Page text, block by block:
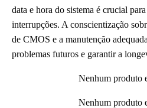
data e hora do sistema é crucial
interrupções. A conscientização
de CMOS e a manutenção
problemas futuros e garantir a
Nenhum produto
Nenhum produto